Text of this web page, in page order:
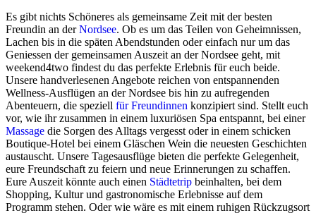
Es gibt nichts Schöneres als gemeinsame Zeit mit der besten
Freundin an derNordsee. Ob es um das Teilen von Geheimnissen,
Lachen bis in die späten Abendstunden oder einfach nur um das
Geniessen der gemeinsamen Auszeit an der Nordsee geht, mit
weekend4two findest du das perfekte Erlebnis für euch beide.
Unsere handverlesenen Angebote reichen von entspannenden
Wellness-Ausflügen an der Nordsee bis hin zu aufregenden
Abenteuern, die speziell für Freundinnen konzipiert sind. Stellt euch
vor, wie ihr zusammen in einem luxuriösen Spa entspannt, bei einer
Massage die Sorgen des Alltags vergesst oder in einem schicken
Boutique-Hotel bei einem Gläschen Wein die neuesten Geschichten
austauscht. Unsere Tagesausflüge bieten die perfekte Gelegenheit,
eure Freundschaft zu feiern und neue Erinnerungen zu schaffen.
Eure Auszeit könnte auch einen Städtetrip beinhalten, bei dem
Shopping, Kultur und gastronomische Erlebnisse auf dem
Programm stehen. Oder wie wäre es mit einem ruhigen Rückzugsort